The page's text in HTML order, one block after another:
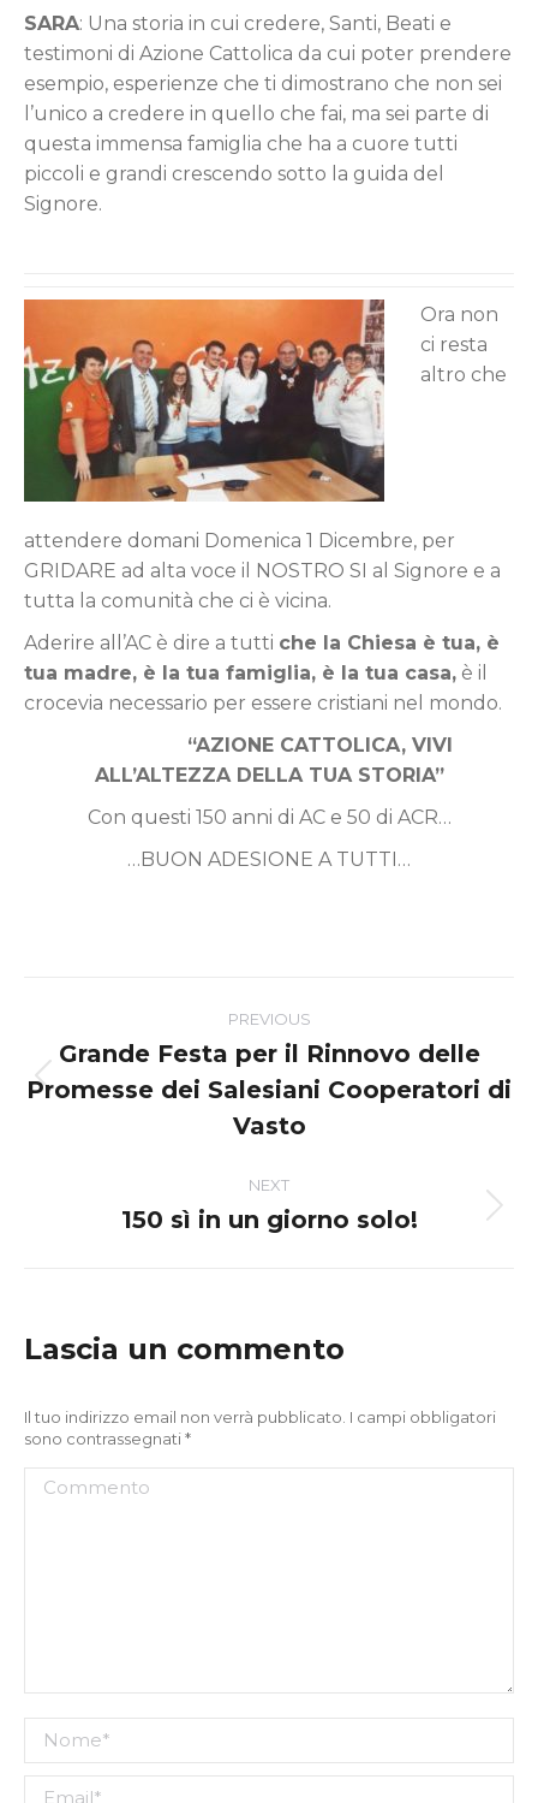
SARA: Una storia in cui credere, Santi, Beati e
testimoni di Azione Cattolica da cui poter prendere
esempio, esperienze che ti dimostrano che non sei
l’unico a credere in quello che fai, ma sei parte di
questa immensa famiglia che ha a cuore tutti
piccoli e grandi crescendo sotto la guida del
Signore.
Ora non
ci resta
altro che
attendere domani Domenica 1 Dicembre, per
GRIDARE ad alta voce il NOSTRO SI al Signore e a
tutta la comunità che ci è vicina.
Aderire all’AC è dire a tutti che la Chiesa è tua, è
tua madre, è la tua famiglia, è la tua casa, è il
crocevia necessario per essere cristiani nel mondo.
“AZIONE CATTOLICA, VIVI
ALL’ALTEZZA DELLA TUA STORIA”
Con questi 150 anni di AC e 50 di ACR…
…BUON ADESIONE A TUTTI…
navigation
PREVIOUS
Previous
post:
Grande Festa per il Rinnovo delle
Promesse dei Salesiani Cooperatori di
Vasto
NEXT
Next
150 sì in un giorno solo!
Lascia un commento
Il tuo indirizzo email non verrà pubblicato. I campi obbligatori
sono contrassegnati*
Commento
Nome *
Email *